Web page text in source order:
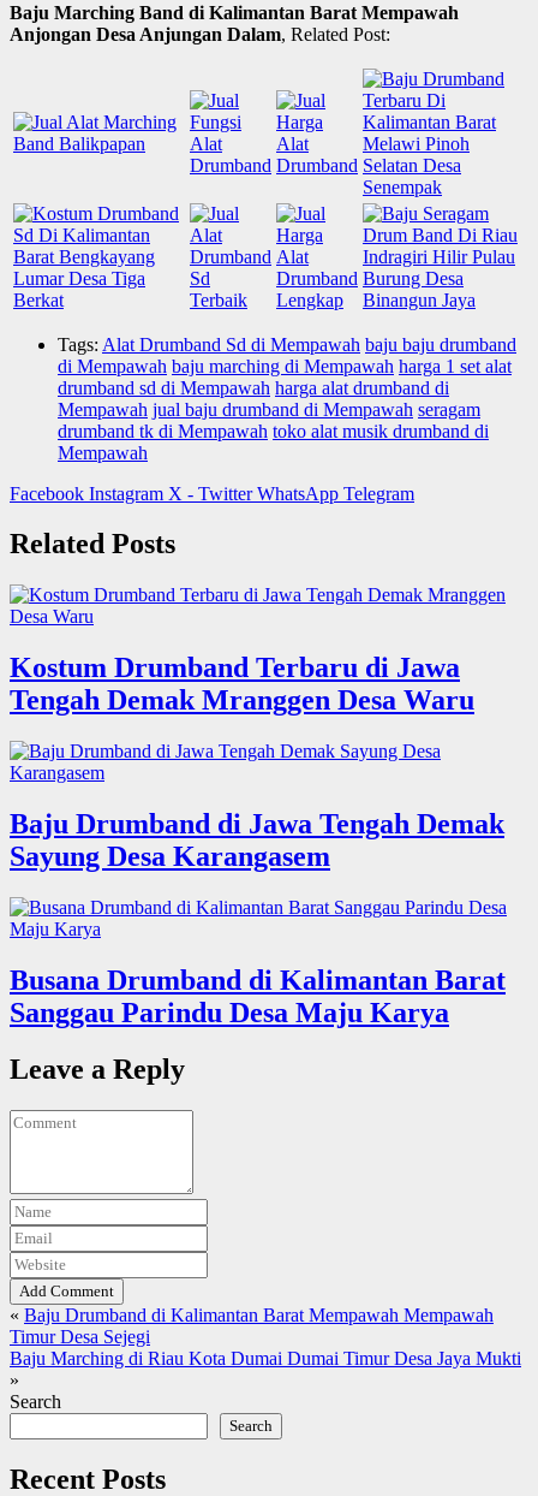
Baju Marching Band di Kalimantan Barat Mempawah
Anjongan Desa Anjungan Dalam, Related Post:
Tags: Alat Drumband Sd di Mempawah baju baju drumband
di Mempawah baju marching di Mempawah harga 1 set alat
drumband sd di Mempawah harga alat drumband di
Mempawah jual baju drumband di Mempawah seragam
drumband tk di Mempawah toko alat musik drumband di
Mempawah
Facebook Instagram X - Twitter WhatsApp Telegram
Related Posts
Kostum Drumband Terbaru di Jawa
Tengah Demak Mranggen Desa Waru
Baju Drumband di Jawa Tengah Demak
Sayung Desa Karangasem
Busana Drumband di Kalimantan Barat
Sanggau Parindu Desa Maju Karya
Leave a Reply
Add Comment
« Baju Drumband di Kalimantan Barat Mempawah Mempawah
Timur Desa Sejegi
Baju Marching di Riau Kota Dumai Dumai Timur Desa Jaya Mukti
»
Search
Search
Recent Posts